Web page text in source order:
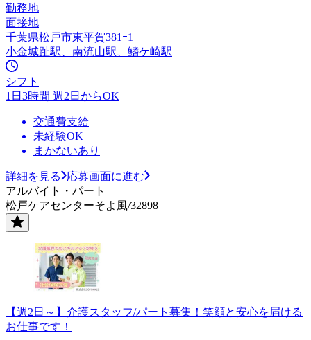
勤務地
面接地
千葉県松戸市東平賀381ｰ1
小金城趾駅、南流山駅、鰭ケ崎駅
シフト
1日3時間 週2日からOK
交通費支給
未経験OK
まかないあり
詳細を見る
応募画面に進む
アルバイト・パート
松戸ケアセンターそよ風/32898
【週2日～】介護スタッフ/パート募集！笑顔と安心を届ける
お仕事です！